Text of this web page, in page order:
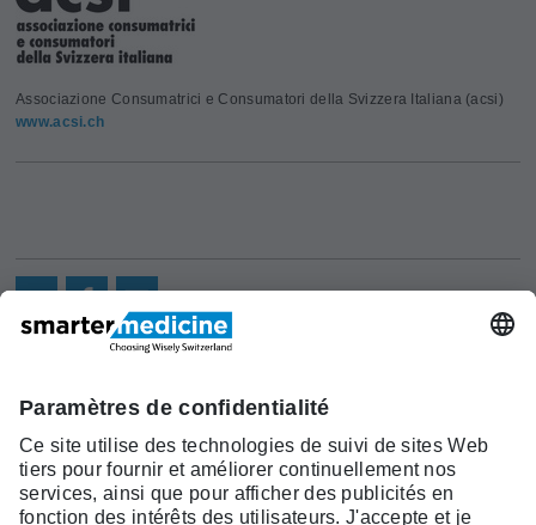
Associazione Consumatrici e Consumatori della Svizzera Italiana (acsi)
www.acsi.ch
smarter
medicine?
Liste Top 5
Recherche
Contact
c/o Société Suisse de Médécine
Interne Générale
Monbijoustrasse 43, Case postale,
3001 Berne
Tél. +41 31 370 40 00, Fax +41 31